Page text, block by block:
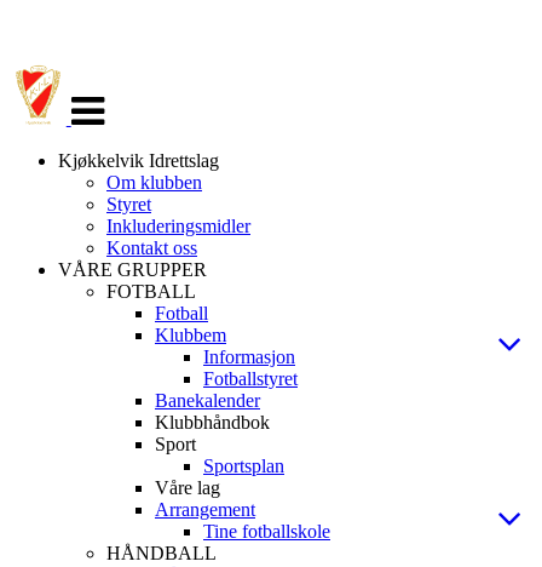
navigasjon
Kjøkkelvik Idrettslag
Om klubben
Styret
Inkluderingsmidler
Kontakt oss
VÅRE GRUPPER
FOTBALL
Fotball
Klubbem
Informasjon
Fotballstyret
Banekalender
Klubbhåndbok
Sport
Sportsplan
Våre lag
Arrangement
Tine fotballskole
HÅNDBALL